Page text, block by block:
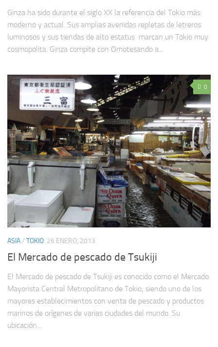
Ginza ha sido durante el siglo XX la referencia del Tokio más
moderno y actual. Sus amplias avenidas repletas de letreros
luminosos y sus tiendas de alto estatus marcan un Tokio muy
cosmopolita. Ginza compite con Omotesando a...
0
ASIA/ TOKIO 26 ENERO, 2013
El Mercado de pescado de Tsukiji
El Mercado de pescado de Tsukiji es conocido como el Mercado
Mayorista Central Metropolitano de Tokio; siendo uno de los
mayores establecimientos con venta de pescado y productos
marinos de orígenes de varias ciudades del mundo. Su
ubicación...